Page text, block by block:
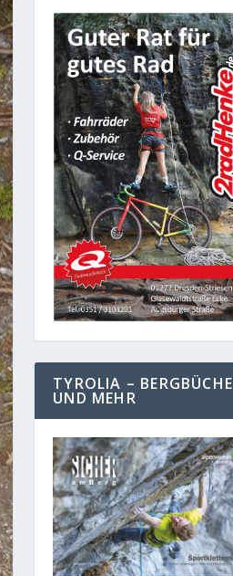
TYROLIA –
UND MEHR